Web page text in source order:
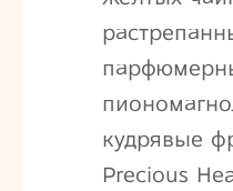
кудрявые
Precious